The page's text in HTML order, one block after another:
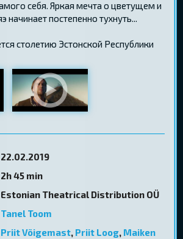
себя. Яркая мечта о цветущем и
начинает постепенно тухнуть...
столетию Эстонской Республики
22.02.2019
2h 45 min
Estonian Theatrical Distribution OÜ
Tanel Toom
Priit Võigemast, Priit Loog, Maiken